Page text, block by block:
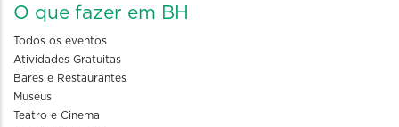
O que fazer em BH
Todos os eventos
Atividades Gratuitas
Bares e Restaurantes
Museus
Teatro e Cinema